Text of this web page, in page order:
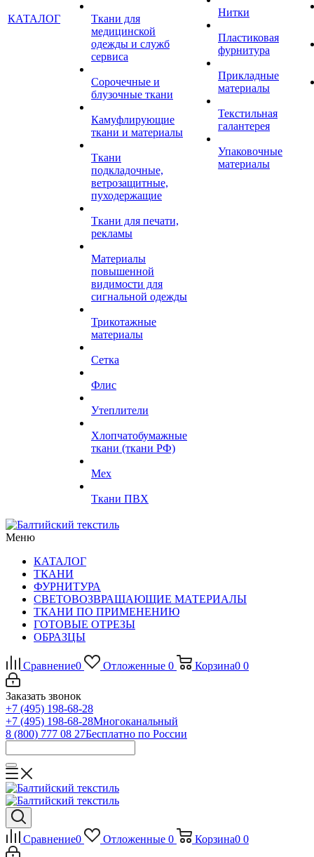
КАТАЛОГ
Ткани для
медицинской
одежды и служб
сервиса
Сорочечные и
блузочные ткани
Камуфлирующие
ткани и материалы
Ткани
подкладочные,
ветрозащитные,
пуходержащие
Ткани для печати,
рекламы
Материалы
повышенной
видимости для
сигнальной одежды
Трикотажные
материалы
Сетка
Флис
Утеплители
Хлопчатобумажные
ткани (ткани РФ)
Мех
Ткани ПВХ
Нитки
Пластиковая
фурнитура
Прикладные
материалы
Текстильная
галантерея
Упаковочные
материалы
Меню
КАТАЛОГ
ТКАНИ
ФУРНИТУРА
СВЕТОВОЗВРАЩАЮЩИЕ МАТЕРИАЛЫ
ТКАНИ ПО ПРИМЕНЕНИЮ
ГОТОВЫЕ ОТРЕЗЫ
ОБРАЗЦЫ
Сравнение0 Отложенные 0 Корзина0 0
Заказать звонок
+7 (495) 198-68-28
+7 (495) 198-68-28Многоканальный
8 (800) 777 08 27Бесплатно по России
Сравнение0 Отложенные 0 Корзина0 0